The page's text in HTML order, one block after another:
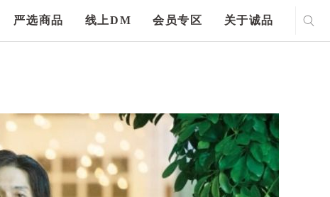
严选商品 线上DM 会员专区 关于诚品